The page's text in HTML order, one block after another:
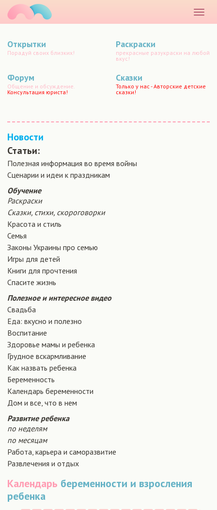
меню
Открытки
Порадуй своих близких!
Раскраски
прекрасные разукраски на любой
вкус!
Форум
Общение и обсуждение.
Консультация юриста!
Сказки
Только у нас - Авторские детские
сказки!
Новости
Статьи:
Полезная информация во время войны
Сценарии и идеи к праздникам
Обучение
Раскраски
Сказки, стихи, скороговорки
Красота и стиль
Семья
Законы Украины про семью
Игры для детей
Книги для прочтения
Спасите жизнь
Полезное и интересное видео
Свадьба
Еда: вкусно и полезно
Воспитание
Здоровье мамы и ребенка
Грудное вскармливание
Как назвать ребенка
Беременность
Календарь беременности
Дом и все, что в нем
Развитие ребенка
по неделям
по месяцам
Работа, карьера и саморазвитие
Развлечения и отдых
Календарь беременности и взросления
ребенка